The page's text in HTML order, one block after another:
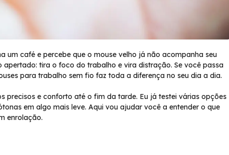
um café e percebe que o mouse velho já não acompanha seu
tira o foco do trabalho e vira distração. Se você passa
para trabalho sem fio faz toda a diferença no seu dia a dia.
precisos e conforto até o fim da tarde. Eu já testei várias opções
em algo mais leve. Aqui vou ajudar você a entender o que
enrolação.